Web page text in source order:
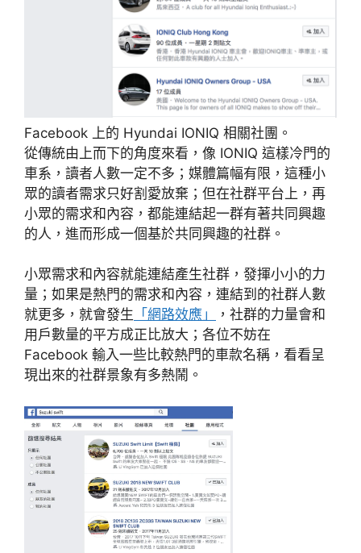
Facebook 上的 Hyundai IONIQ 相關社團。
從傳統由上而下的角度來看，像 IONIQ 這樣冷門的
車系，讀者人數一定不多；媒體篇幅有限，這種小
眾的讀者需求只好割愛放棄；但在社群平台上，再
小眾的需求和內容，都能連結起一群有著共同興趣
的人，進而形成一個基於共同興趣的社群。
小眾需求和內容就能連結產生社群，發揮小小的力
量；如果是熱門的需求和內容，連結到的社群人數
就更多，就會發生 「網路效應」
，社群的力量會和
用戶數量的平方成正比放大；各位不妨在
Facebook 輸入一些比較熱門的車款名稱，看看呈
現出來的社群景象有多熱鬧。